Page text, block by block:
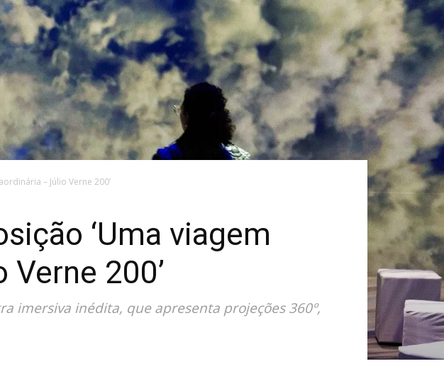
– Júlio Verne 200’
‘Uma viagem
200’
imersiva inédita, que apresenta projeções 360º,